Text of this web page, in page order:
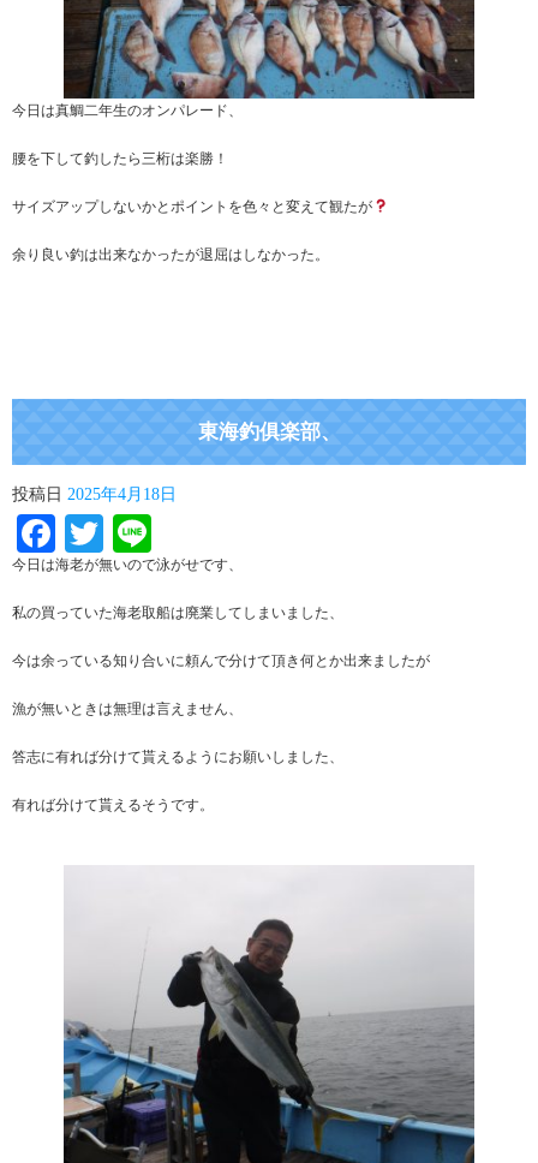
今日は真鯛二年生のオンパレード、
腰を下して釣したら三桁は楽勝！
サイズアップしないかとポイントを色々と変えて観たが
余り良い釣は出来なかったが退屈はしなかった。
東海釣俱楽部、
投稿日 2025年4月18日
Facebook
Twitter
今日は海老が無いので泳がせです、
私の買っていた海老取船は廃業してしまいました、
今は余っている知り合いに頼んで分けて頂き何とか出来ましたが
漁が無いときは無理は言えません、
答志に有れば分けて貰えるようにお願いしました、
有れば分けて貰えるそうです。